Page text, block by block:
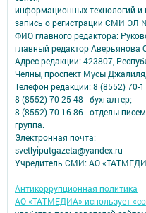
информационных технологий
запись о регистрации СМИ ЭЛ
ФИО главного редактора:
главный редактор Аверьянова
Адрес редакции: 423807,
Челны, проспект Мусы
Телефон редакции: 8 (8552) 70-
8 (8552) 70-25-48 - бухгалтер;
8 (8552) 70-16-86 - отделы
группа.
Электронная почта:
svetlyiputgazeta@yandex.ru
Учредитель СМИ: АО
Антикоррупционная политика
АО «ТАТМЕДИА» использует